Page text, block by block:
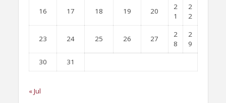
16 17 18 19 20
2
1
2
2
23 24 25 26 27
2
8
2
9
30
31
« Jul